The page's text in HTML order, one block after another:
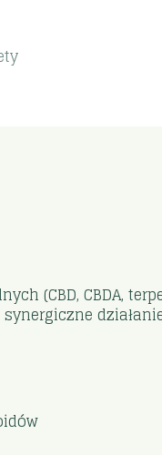
(CBD, CBDA,